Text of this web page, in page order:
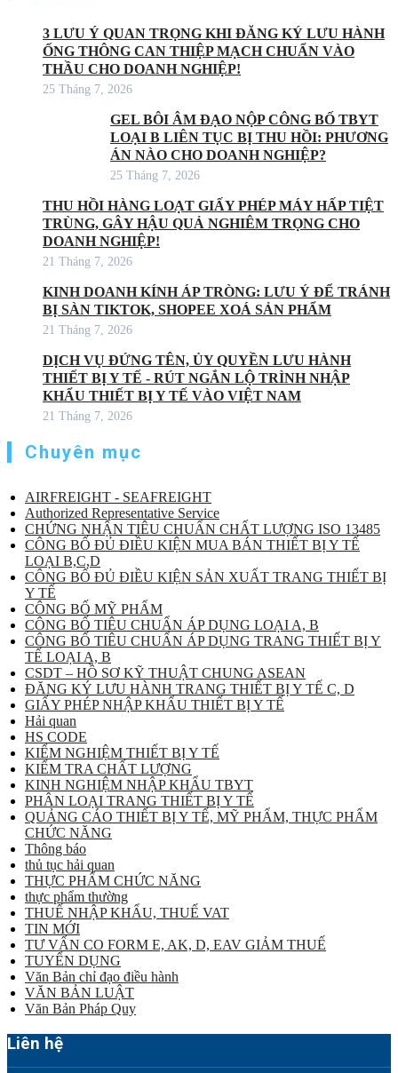
3 LƯU Ý QUAN TRỌNG KHI ĐĂNG KÝ LƯU HÀNH
ỐNG THÔNG CAN THIỆP MẠCH CHUẨN VÀO
THẦU CHO DOANH NGHIỆP!
25 Tháng 7, 2026
GEL BÔI ÂM ĐẠO NỘP CÔNG BỐ TBYT
LOẠI B LIÊN TỤC BỊ THU HỒI: PHƯƠNG
ÁN NÀO CHO DOANH NGHIỆP?
25 Tháng 7, 2026
THU HỒI HÀNG LOẠT GIẤY PHÉP MÁY HẤP TIỆT
TRÙNG, GÂY HẬU QUẢ NGHIÊM TRỌNG CHO
DOANH NGHIỆP!
21 Tháng 7, 2026
KINH DOANH KÍNH ÁP TRÒNG: LƯU Ý ĐỂ TRÁNH
BỊ SÀN TIKTOK, SHOPEE XOÁ SẢN PHẨM
21 Tháng 7, 2026
DỊCH VỤ ĐỨNG TÊN, ỦY QUYỀN LƯU HÀNH
THIẾT BỊ Y TẾ - RÚT NGẮN LỘ TRÌNH NHẬP
KHẨU THIẾT BỊ Y TẾ VÀO VIỆT NAM
21 Tháng 7, 2026
Chuyên mục
AIRFREIGHT - SEAFREIGHT
Authorized Representative Service
CHỨNG NHẬN TIÊU CHUẨN CHẤT LƯỢNG ISO 13485
CÔNG BỐ ĐỦ ĐIỀU KIỆN MUA BÁN THIẾT BỊ Y TẾ
LOẠI B,C,D
CÔNG BỐ ĐỦ ĐIỀU KIỆN SẢN XUẤT TRANG THIẾT BỊ
Y TẾ
CÔNG BỐ MỸ PHẨM
CÔNG BỐ TIÊU CHUẨN ÁP DỤNG LOẠI A, B
CÔNG BỐ TIÊU CHUẨN ÁP DỤNG TRANG THIẾT BỊ Y
TẾ LOẠI A, B
CSDT – HỒ SƠ KỸ THUẬT CHUNG ASEAN
ĐĂNG KÝ LƯU HÀNH TRANG THIẾT BỊ Y TẾ C, D
GIẤY PHÉP NHẬP KHẨU THIẾT BỊ Y TẾ
Hải quan
HS CODE
KIỂM NGHIỆM THIẾT BỊ Y TẾ
KIỂM TRA CHẤT LƯỢNG
KINH NGHIỆM NHẬP KHẨU TBYT
PHÂN LOẠI TRANG THIẾT BỊ Y TẾ
QUẢNG CÁO THIẾT BỊ Y TẾ, MỸ PHẨM, THỰC PHẨM
CHỨC NĂNG
Thông báo
thủ tục hải quan
THỰC PHẨM CHỨC NĂNG
thực phẩm thường
THUẾ NHẬP KHẨU, THUẾ VAT
TIN MỚI
TƯ VẤN CO FORM E, AK, D, EAV GIẢM THUẾ
TUYỂN DỤNG
Văn Bản chỉ đạo điều hành
VĂN BẢN LUẬT
Văn Bản Pháp Quy
Liên hệ